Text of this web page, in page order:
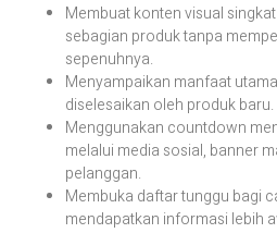
Membuat konten visual
sebagian produk tanpa
sepenuhnya.
Menyampaikan manfaat
diselesaikan oleh produk baru.
Menggunakan countdown
melalui media sosial, banner
pelanggan.
Membuka daftar tunggu bagi
mendapatkan informasi lebih